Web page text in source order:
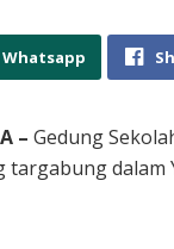
Whatsapp
– Gedung
dalam